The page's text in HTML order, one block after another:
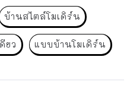
บ้านสไตล์โมเดิร์น
ยว แบบบ้านโมเดิร์น